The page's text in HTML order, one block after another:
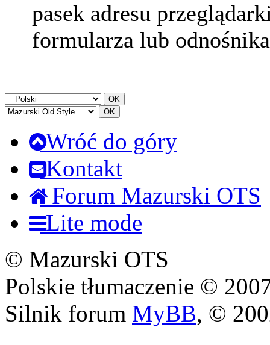
pasek adresu
formularza lub
Wróć do góry
Kontakt
Forum Mazurski OTS
Lite mode
© Mazurski OTS
Polskie tłumaczenie ©
Silnik forum MyBB, ©